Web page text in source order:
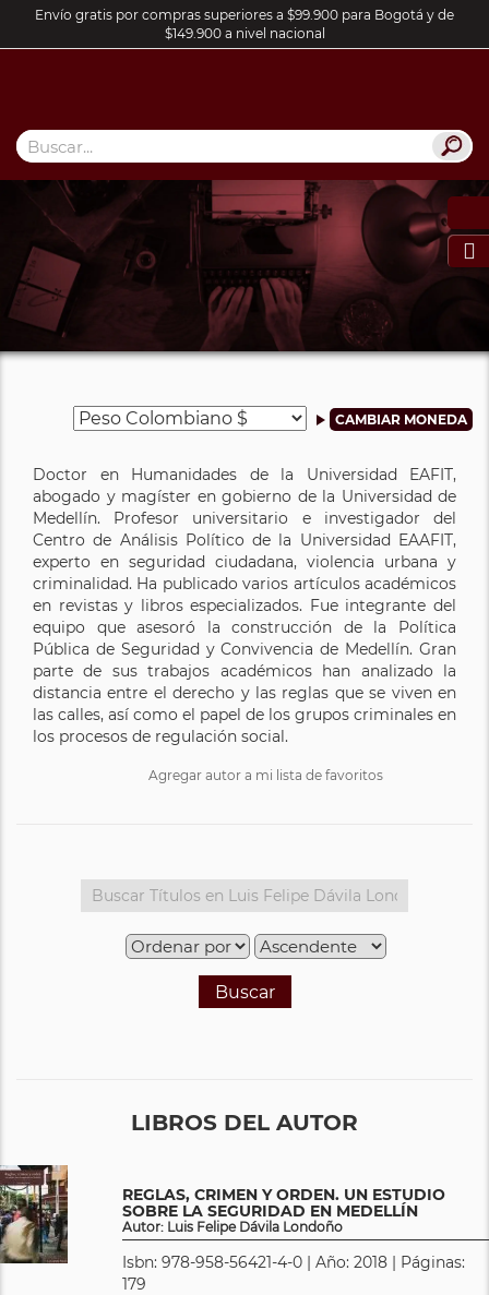
Envío gratis por compras superiores a $99.900 para Bogotá y de
$149.900 a nivel nacional

Doctor en Humanidades de la Universidad EAFIT,
abogado y magíster en gobierno de la Universidad de
Medellín. Profesor universitario e investigador del
Centro de Análisis Político de la Universidad EAAFIT,
experto en seguridad ciudadana, violencia urbana y
criminalidad. Ha publicado varios artículos académicos
en revistas y libros especializados. Fue integrante del
equipo que asesoró la construcción de la Política
Pública de Seguridad y Convivencia de Medellín. Gran
parte de sus trabajos académicos han analizado la
distancia entre el derecho y las reglas que se viven en
las calles, así como el papel de los grupos criminales en
los procesos de regulación social.
Agregar autor a mi lista de favoritos
Buscar
LIBROS DEL AUTOR
REGLAS, CRIMEN Y ORDEN. UN ESTUDIO
SOBRE LA SEGURIDAD EN MEDELLÍN
Autor: Luis Felipe Dávila Londoño
Isbn: 978-958-56421-4-0 | Año: 2018 | Páginas:
179